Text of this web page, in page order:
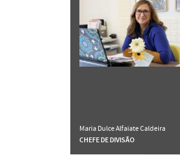
Maria Dulce Alfaiate Caldeira
CHEFE DE DIVISÃO